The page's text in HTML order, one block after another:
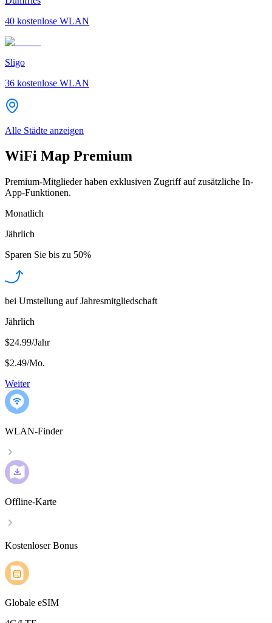
40 kostenlose WLAN
Sligo
36 kostenlose WLAN
Alle Städte anzeigen
WiFi Map Premium
Premium-Mitglieder haben exklusiven Zugriff auf zusätzliche In-
App-Funktionen.
Monatlich
Jährlich
Sparen Sie bis zu 50%
bei Umstellung auf Jahresmitgliedschaft
Jährlich
$24.99/Jahr
$2.49/Mo.
Weiter
WLAN-Finder
Offline-Karte
Kostenloser Bonus
Globale eSIM